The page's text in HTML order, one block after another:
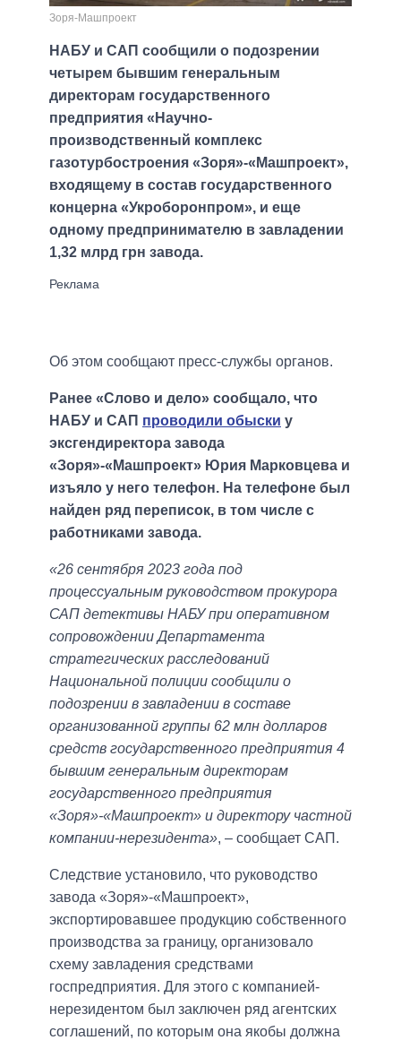
Зоря-Машпроект
НАБУ и САП сообщили о подозрении
четырем бывшим генеральным
директорам государственного
предприятия «Научно-
производственный комплекс
газотурбостроения «Зоря»-«Машпроект»,
входящему в состав государственного
концерна «Укроборонпром», и еще
одному предпринимателю в завладении
1,32 млрд грн завода.
Об этом сообщают пресс-службы органов.
Ранее «Слово и дело» сообщало, что
НАБУ и САП проводили обыски у
эксгендиректора завода
«Зоря»-«Машпроект» Юрия Марковцева и
изъяло у него телефон. На телефоне был
найден ряд переписок, в том числе с
работниками завода.
«26 сентября 2023 года под
процессуальным руководством прокурора
САП детективы НАБУ при оперативном
сопровождении Департамента
стратегических расследований
Национальной полиции сообщили о
подозрении в завладении в составе
организованной группы 62 млн долларов
средств государственного предприятия 4
бывшим генеральным директорам
государственного предприятия
«Зоря»-«Машпроект» и директору частной
компании-нерезидента», – сообщает САП.
Следствие установило, что руководство
завода «Зоря»-«Машпроект»,
экспортировавшее продукцию собственного
производства за границу, организовало
схему завладения средствами
госпредприятия. Для этого с компанией-
нерезидентом был заключен ряд агентских
соглашений, по которым она якобы должна